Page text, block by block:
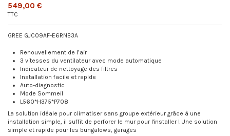
549,00 €
TTC
GREE GJC09AF-E6RNB3A
Renouvellement de l’air
3 vitesses du ventilateur avec mode automatique
Indicateur de nettoyage des filtres
Installation facile et rapide
Auto-diagnostic
Mode Sommeil
L560*H375*P708
La solution idéale pour climatiser sans groupe extérieur grâce à une
installation simple, il suffit de perforer le mur pour l'installer ! Une solution
simple et rapide pour les bungalows, garages